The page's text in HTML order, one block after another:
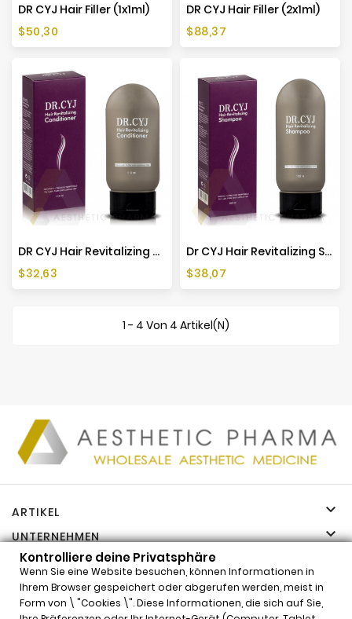
DR CYJ Hair Filler (1x1ml)
Preis
$50,30
DR CYJ Hair Filler (2x1ml)
Preis
$88,37
DR CYJ Hair Revitalizing Conditioner - 110ml
Preis
$32,63
Dr CYJ Hair Revitalizing Shampoo - 150ml
Preis
$38,07
1 - 4 Von 4 Artikel(n)
ARTIKEL 
UNTERNEHMEN 
IHR KONTO
INFORMATIONEN 
Kontrolliere deine Privatsphäre
Wenn Sie eine Website besuchen, können Informationen in
Ihrem Browser gespeichert oder abgerufen werden, meist in
Form von \ "Cookies \". Diese Informationen, die sich auf Sie,